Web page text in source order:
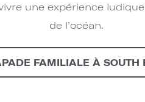
une expérience
de l’océan.
FAMILIALE À SOUTH